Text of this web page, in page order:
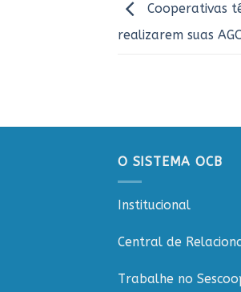
Cooperativas
realizarem suas
O SISTEMA OCB
Institucional
Central de
Trabalhe no